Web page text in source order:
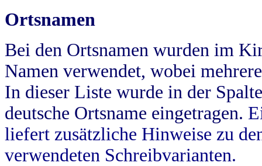
Ortsnamen
Bei den Ortsnamen wurden im
Namen verwendet, wobei
In dieser Liste wurde in der
deutsche Ortsname eingetragen.
liefert zusätzliche Hinweise zu
verwendeten Schreibvarianten.